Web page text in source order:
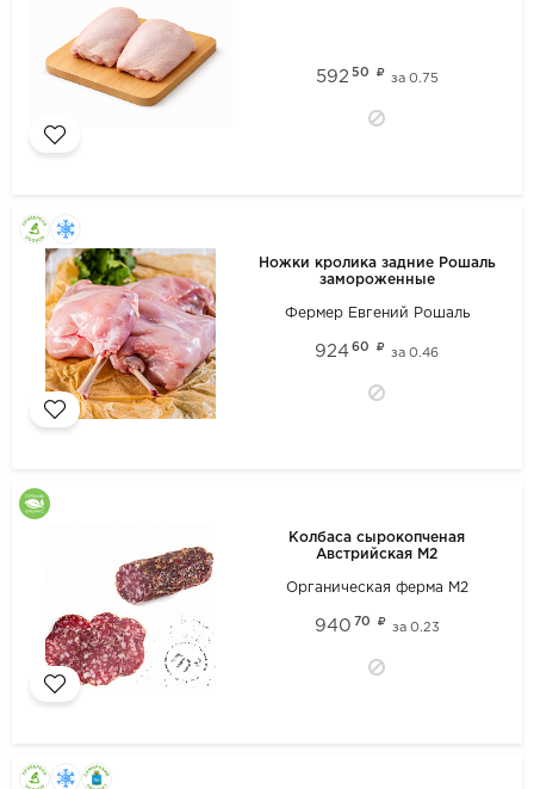
592 50 за 0.75
Ножки кролика задние Рошаль
замороженные
Фермер Евгений Рошаль
924 60 за0.46
Колбаса сырокопченая
Австрийская М2
Органическая ферма М2
940 70 за 0.23